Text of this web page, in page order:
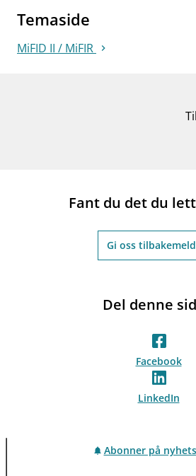
Temaside
MiFID II / MiFIR
Fant du det du
Gi oss
Del denne
Facebook
LinkedIn
Abonner på